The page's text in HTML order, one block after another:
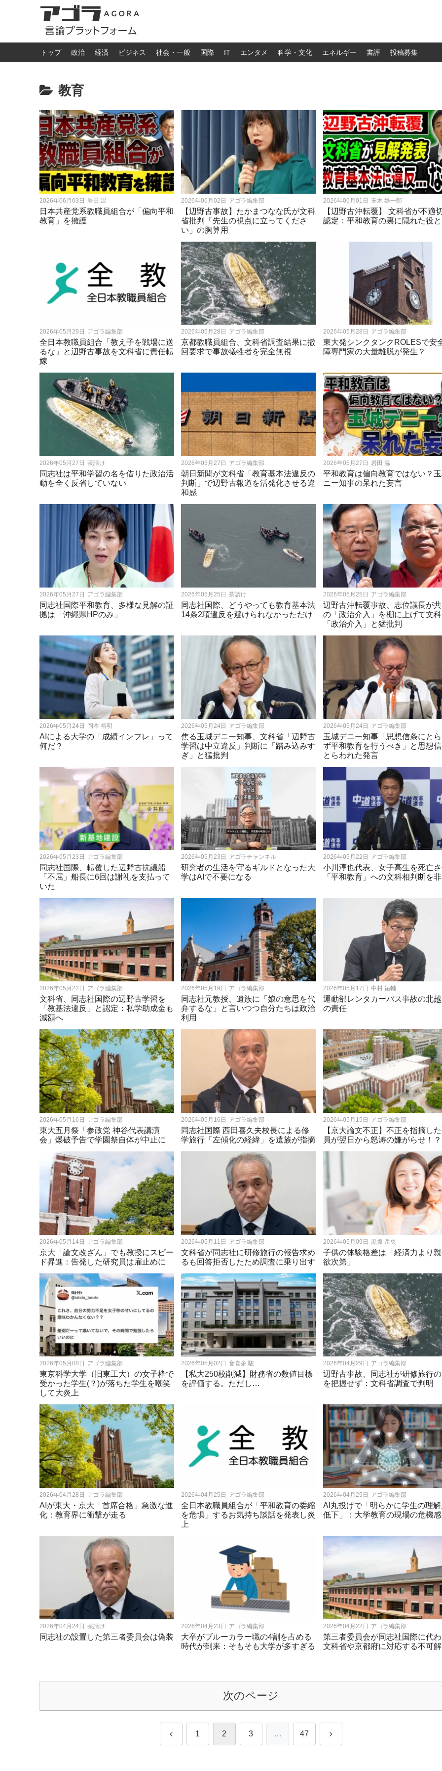
トップ 政治 経済 ビジネス 社会・一般 国際 IT エンタメ 科学・文化 エネルギー 書評 投稿募集
教育
2026年06月03日 岩田 温
日本共産党系教職員組合が「偏向平和
教育」を擁護
2026年06月02日 アゴラ編集部
【辺野古事故】たかまつなな氏が文科
省批判「先生の視点に立ってくださ
い」の胸算用
2026年06月01日 玉木 雄一郎
【辺野古沖転覆】 文科省が不適
認定：平和教育の裏に隠れた役
2026年05月29日 アゴラ編集部
全日本教職員組合「教え子を戦場に送
るな」と辺野古事故を文科省に責任転
嫁
2026年05月28日 アゴラ編集部
京都教職員組合、文科省調査結果に撤
回要求で事故犠牲者を完全無視
2026年05月28日 アゴラ編集部
東大発シンクタンクROLESで安
障専門家の大量離脱が発生？
2026年05月27日 茶請け
同志社は平和学習の名を借りた政治活
動を全く反省していない
2026年05月27日 アゴラ編集部
朝日新聞が文科省「教育基本法違反の
判断」で辺野古報道を活発化させる違
和感
2026年05月27日 岩田 温
平和教育は偏向教育ではない？
ニー知事の呆れた妄言
2026年05月27日 アゴラ編集部
同志社国際平和教育、多様な見解の証
拠は「沖縄県HPのみ」
2026年05月25日 茶請け
同志社国際、どうやっても教育基本法
14条2項違反を避けられなかっただけ
2026年05月25日 アゴラ編集部
辺野古沖転覆事故、志位議長が
の「政治介入」を棚に上げて文
「政治介入」と猛批判
2026年05月24日 岡本 裕明
AIによる大学の「成績インフレ」って
何だ？
2026年05月24日 アゴラ編集部
焦る玉城デニー知事、文科省「辺野古
学習は中立違反」判断に「踏み込みす
ぎ」と猛批判
2026年05月24日 アゴラ編集部
玉城デニー知事「思想信条にと
ず平和教育を行うべき」と思想
とらわれた発言
2026年05月23日 アゴラ編集部
同志社国際、転覆した辺野古抗議船
「不屈」船長に6回は謝礼を支払って
いた
2026年05月23日 アゴラチャンネル
研究者の生活を守るギルドとなった大
学はAIで不要になる
2026年05月22日 アゴラ編集部
小川淳也代表、女子高生を死亡
「平和教育」への文科相判断を
2026年05月22日 アゴラ編集部
文科省、同志社国際の辺野古学習を
「教基法違反」と認定：私学助成金も
減額へ
2026年05月19日 アゴラ編集部
同志社元教授、遺族に「娘の意思を代
弁するな」と言いつつ自分たちは政治
利用
2026年05月17日 中村 祐輔
運動部レンタカーバス事故の北
の責任
2026年05月16日 アゴラ編集部
東大五月祭「参政党 神谷代表講演
会」爆破予告で学園祭自体が中止に
2026年05月16日 アゴラ編集部
同志社国際 西田喜久夫校長による修
学旅行「左傾化の経緯」を遺族が指摘
2026年05月15日 アゴラ編集部
【京大論文不正】不正を指摘し
員が翌日から怒涛の嫌がらせ！？
2026年05月14日 アゴラ編集部
京大「論文改ざん」でも教授にスピー
ド昇進：告発した研究員は雇止めに
2026年05月11日 アゴラ編集部
文科省が同志社に研修旅行の報告求め
るも回答拒否したため調査に乗り出す
2026年05月09日 黒坂 岳央
子供の体験格差は「経済力より
欲次第」
2026年05月08日 アゴラ編集部
東京科学大学（旧東工大）の女子枠で
受かった学生(？)が落ちた学生を嘲笑
して大炎上
2026年05月02日 音喜多 駿
【私大250校削減】財務省の数値目標
を評価する。ただし…
2026年04月29日 アゴラ編集部
辺野古事故、同志社が研修旅行
を把握せず：文科省調査で判明
2026年04月28日 アゴラ編集部
AIが東大・京大「首席合格」急激な進
化：教育界に衝撃が走る
2026年04月25日 アゴラ編集部
全日本教職員組合が「平和教育の委縮
を危惧」するお気持ち談話を発表し炎
上
2026年04月25日 アゴラ編集部
AI丸投げで「明らかに学生の理
低下」：大学教育の現場の危機感
2026年04月24日 茶請け
同志社の設置した第三者委員会は偽装
2026年04月23日 アゴラ編集部
大卒がブルーカラー職の4割を占める
時代が到来：そもそも大学が多すぎる
2026年04月22日 アゴラ編集部
第三者委員会が同志社国際に代
文科省や京都府に対応する不可解
次のページ
前 1 2 3 … 47 次